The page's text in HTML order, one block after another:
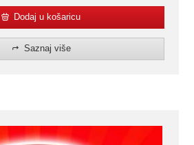
Dodaj u košaricu
Saznaj više